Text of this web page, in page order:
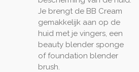
Je brengt de BB Cream
gemakkelijk aan op de
huid met je vingers, een
beauty blender sponge
of foundation blender
brush.